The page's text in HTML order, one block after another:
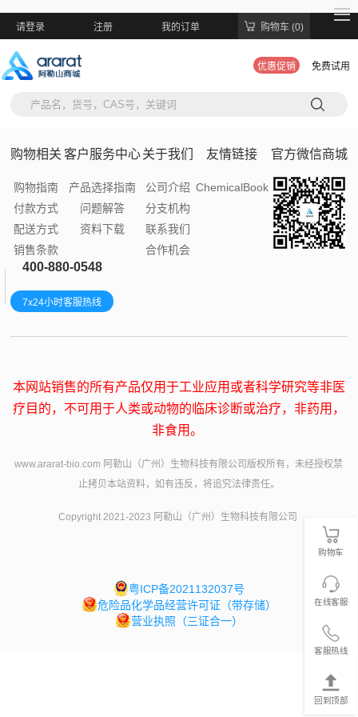
请登录 注册 我的订单 购物车 (0)
优惠促销 免费试用
购物相关
购物指南
付款方式
配送方式
销售条款
客户服务中心
产品选择指南
问题解答
资料下载
关于我们
公司介绍
分支机构
联系我们
合作机会
友情链接
ChemicalBook
官方微信商城
400-880-0548
7x24小时客服热线
本网站销售的所有产品仅用于工业应用或者科学研究等非医
疗目的，不可用于人类或动物的临床诊断或治疗，非药用，
非食用。
www.ararat-bio.com 阿勒山（广州）生物科技有限公司版权所有，未经授权禁
止拷贝本站资料，如有违反，将追究法律责任。
Copyright 2021-2023 阿勒山（广州）生物科技有限公司
粤ICP备2021132037号
危险品化学品经营许可证（带存储）
营业执照（三证合一）
购物车
在线客服
客服热线
回到顶部